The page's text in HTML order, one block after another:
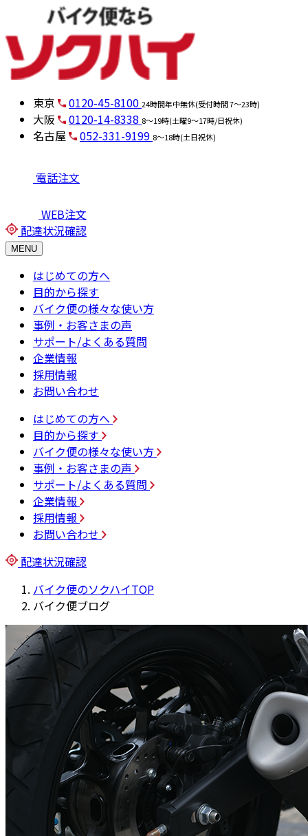
東京 0120-45-8100 24時間年中無休(受付時間 7～23時)
大阪 0120-14-8338 8～19時(土曜9～17時/日祝休)
名古屋 052-331-9199 8～18時(土日祝休)
電話注文
WEB注文
配達状況確認
MENU
はじめての方へ
目的から探す
バイク便の様々な使い方
事例・お客さまの声
サポート/よくある質問
企業情報
採用情報
お問い合わせ
はじめての方へ
目的から探す
バイク便の様々な使い方
事例・お客さまの声
サポート/よくある質問
企業情報
採用情報
お問い合わせ
配達状況確認
バイク便のソクハイTOP
バイク便ブログ